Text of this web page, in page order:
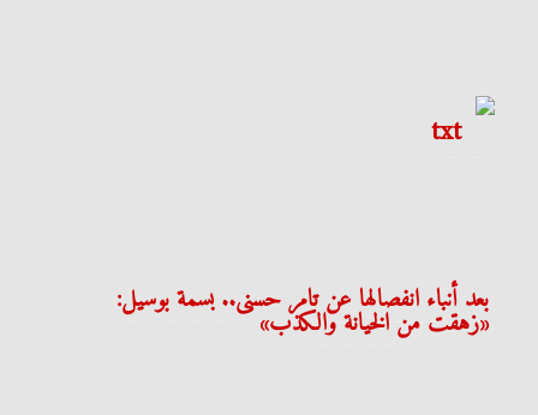
بعد أنباء انفصالها عن تامر حسنى.. بسمة بوسيل:
«زهقت من الخيانة والكذب»